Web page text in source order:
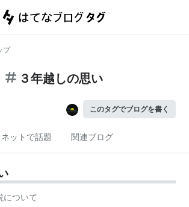
プ
３年越しの思い
このタグでブログを書く
ネットで話題 関連ブログ
について